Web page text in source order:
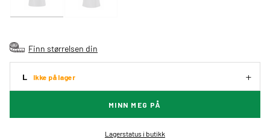
Finn størrelsen din
L Ikke på lager
MINN MEG PÅ
Lagerstatus i butikk